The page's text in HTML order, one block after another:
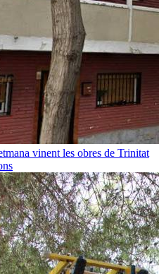
vinent les obres de Trinitat